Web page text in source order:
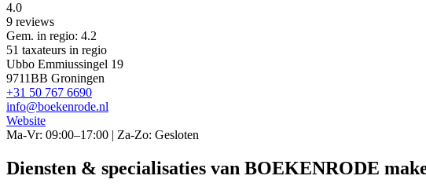
4.0
9 reviews
Gem. in regio: 4.2
51 taxateurs in regio
Ubbo Emmiussingel 19
9711BB Groningen
+31 50 767 6690
info@boekenrode.nl
Website
Ma-Vr: 09:00–17:00 | Za-Zo: Gesloten
Diensten & specialisaties van BOEKENRODE